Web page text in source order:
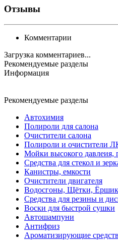
Отзывы
Комментарии
Загрузка комментариев...
Рекомендуемые разделы
Информация
Рекомендуемые разделы
Автохимия
Полироли для салона
Очистители салона
Полироли и очистители
Мойки высокого
Средства для стекол и
Канистры, емкости
Очистители двигателя
Водосгоны, Щётки,
Средства для резины и
Воски для быстрой сушки
Автошампуни
Антифриз
Ароматизирующие